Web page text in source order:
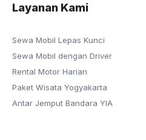
Layanan Kami
Sewa Mobil Lepas Kunci
Sewa Mobil dengan Driver
Rental Motor Harian
Paket Wisata Yogyakarta
Antar Jemput Bandara YIA